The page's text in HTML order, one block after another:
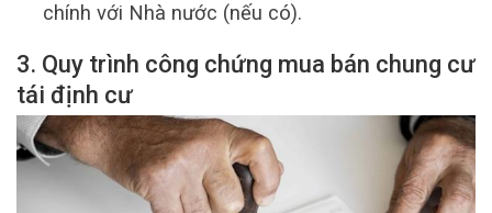
chính với Nhà nước (nếu có).
3. Quy trình công chứng mua bán chung cư
tái định cư